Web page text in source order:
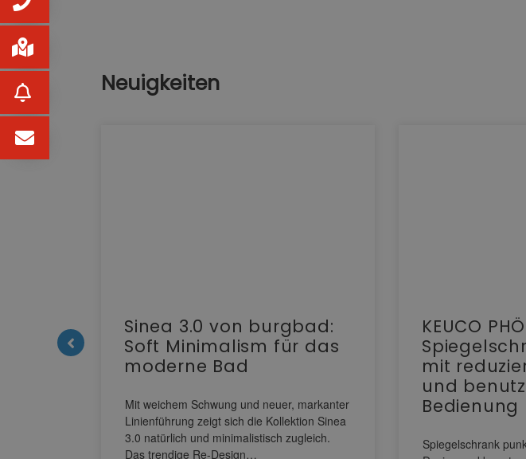
Neuigkeiten
Sinea 3.0 von burgbad:
Soft Minimalism für das
moderne Bad
Mit weichem Schwung und neuer, markanter
Linienführung zeigt sich die Kollektion Sinea
3.0 natürlich und minimalistisch zugleich.
Das trendige Re-Design…
KEUCO
mit
und
Bedienung
Spiegelschrank